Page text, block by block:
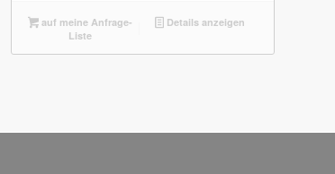
auf meine Anfrage-
Liste
Details anzeigen